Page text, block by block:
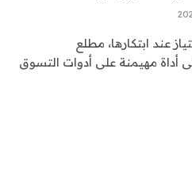
عند ابتكارها، مطلع
أداة مهيمنة على أدوات التسوق